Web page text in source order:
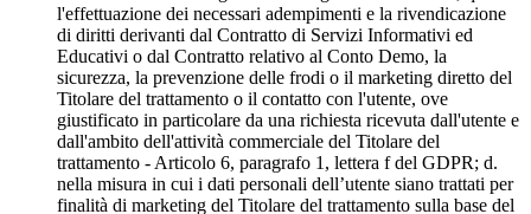
l'effettuazione dei necessari adempimenti e la rivendicazione
di diritti derivanti dal Contratto di Servizi Informativi ed
Educativi o dal Contratto relativo al Conto Demo, la
sicurezza, la prevenzione delle frodi o il marketing diretto del
Titolare del trattamento o il contatto con l'utente, ove
giustificato in particolare da una richiesta ricevuta dall'utente e
dall'ambito dell'attività commerciale del Titolare del
trattamento - Articolo 6, paragrafo 1, lettera f del GDPR; d.
nella misura in cui i dati personali dell’utente siano trattati per
finalità di marketing del Titolare del trattamento sulla base del